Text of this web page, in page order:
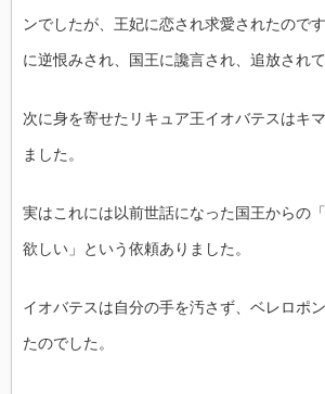
ンでしたが、王妃に恋され求愛されたので
に逆恨みされ、国王に讒言され、追放され
次に身を寄せたリキュア王イオバテスはキ
ました。
実はこれには以前世話になった国王からの
欲しい」という依頼ありました。
イオバテスは自分の手を汚さず、ベレロポ
たのでした。